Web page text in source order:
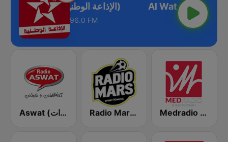
Al Watania (الإذاعة الوطنية)
96.0 FM
Aswat (أصوات) Radio Mars (راديو مرس) Medradio (ميد راديو)